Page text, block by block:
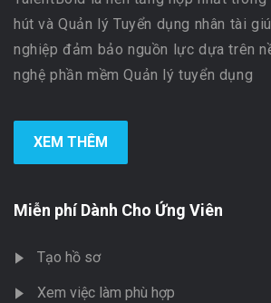
hút và Quản lý Tuyển dụng nhân tài
nghiệp đảm bảo nguồn lực dựa trên
nghệ phần mềm Quản lý tuyển dụng
XEM THÊM
Miễn phí Dành Cho Ứng Viên
Tạo hồ sơ
Xem việc làm phù hợp